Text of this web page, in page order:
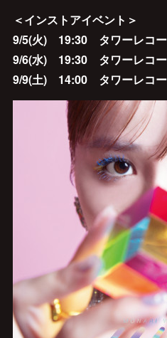
＜インストアイベント＞
9/5(火) 19:30 タワーレコ
9/6(水) 19:30 タワーレコー
9/9(土) 14:00 タワーレコ